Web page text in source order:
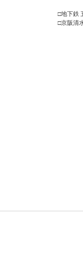
□地下鉄
□京阪清